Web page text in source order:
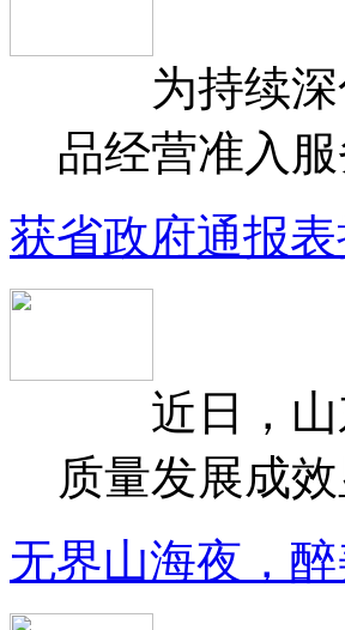
为持续深
品经营准入
获省政府通报
近日，山
质量发展成
无界山海夜，